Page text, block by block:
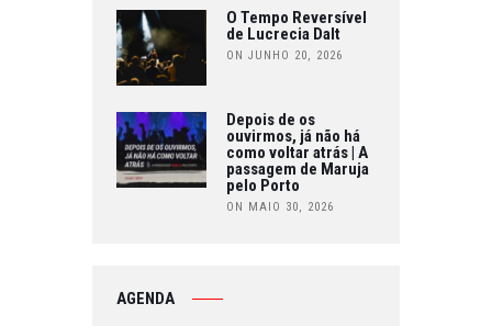
O Tempo Reversível
de Lucrecia Dalt
ON JUNHO 20, 2026
Depois de os
ouvirmos, já não há
como voltar atrás | A
passagem de Maruja
pelo Porto
ON MAIO 30, 2026
AGENDA